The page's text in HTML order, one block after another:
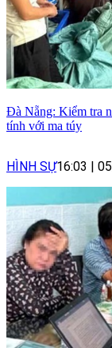
Đà Nẵng: Kiểm tra
tính với ma túy
HÌNH SỰ16:03